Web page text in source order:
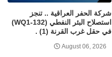
شركة الحفر العراقية .. تنجز
استصلاح البئر النفطي (WQ1-132)
في حقل غرب القرنة (1) .
August 06, 2026